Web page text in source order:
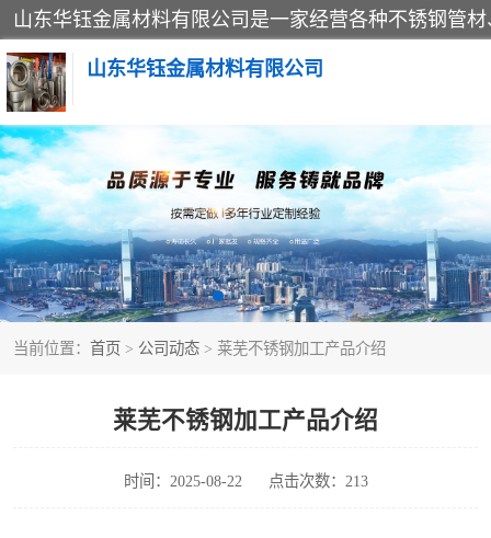
山东华钰金属材料有限公司
当前位置： 首页 > 公司动态 > 莱芜不锈钢加工产品介绍
莱芜不锈钢加工产品介绍
时间：2025-08-22 点击次数：213
不锈钢管
管件标准件
不锈钢人孔
不锈钢角钢